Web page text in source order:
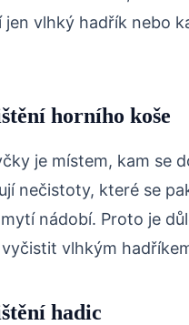
vlhký hadřík nebo
horního koše
je místem, kam se
nečistoty, které se
nádobí. Proto je
vlhkým
hadic